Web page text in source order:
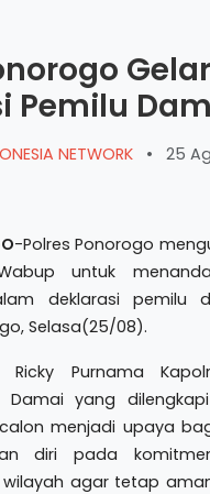
Gelar
Pemilu
NETWORK • 25
-Polres Ponorogo
untuk
deklarasi pemilu
Selasa(25/08).
Ricky Purnama
Damai yang
menjadi upaya
diri pada
agar tetap